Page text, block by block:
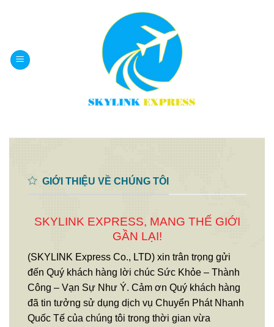
dung
GIỚI THIỆU VỀ CHÚNG TÔI
SKYLINK EXPRESS, MANG THẾ GIỚI
GẦN LẠI!
(SKYLINK Express Co., LTD) xin trân trọng gửi
đến Quý khách hàng lời chúc Sức Khỏe – Thành
Công – Vạn Sự Như Ý. Cảm ơn Quý khách hàng
đã tin tưởng sử dụng dịch vụ Chuyển Phát Nhanh
Quốc Tế của chúng tôi trong thời gian vừa